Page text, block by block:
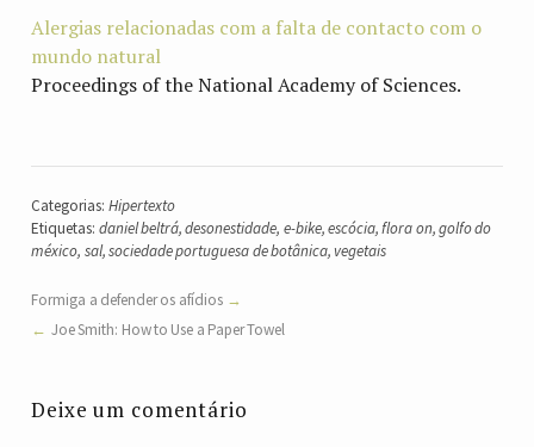
Alergias relacionadas com a falta de contacto com o
mundo natural
Proceedings of the National Academy of Sciences.
Categorias: Hipertexto
Etiquetas: daniel beltrá,desonestidade, e-bike,escócia,flora on,golfo do
méxico, sal,sociedade portuguesa de botânica,vegetais
Formiga a defender os afídios
Joe Smith: How to Use a Paper Towel
Deixe um comentário